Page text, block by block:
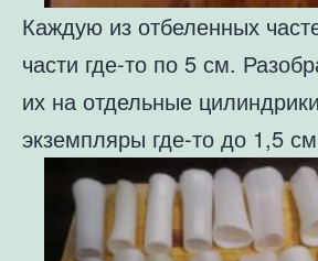
Каждую из отбеленных
части где-то по 5 см.
их на отдельные
экземпляры где-то до 1,5